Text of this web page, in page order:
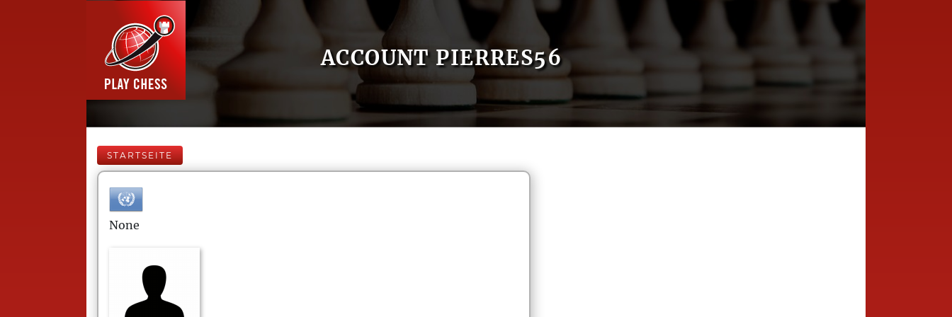
ACCOUNT PIERRES56
STARTSEITE
None